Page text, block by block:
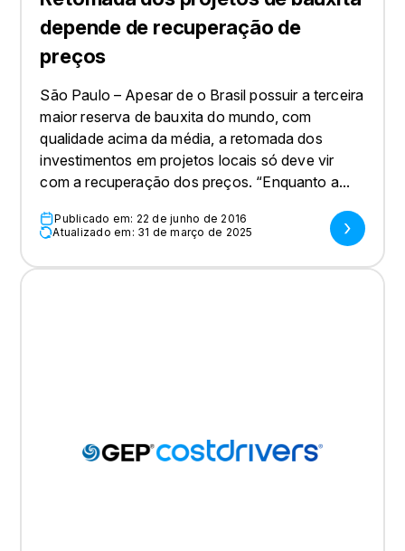
depende de recuperação de
preços
São Paulo – Apesar de o Brasil possuir a terceira
maior reserva de bauxita do mundo, com
qualidade acima da média, a retomada dos
investimentos em projetos locais só deve vir
com a recuperação dos preços. “Enquanto a...
Publicado em: 22 de junho de 2016
Atualizado em: 31 de março de 2025